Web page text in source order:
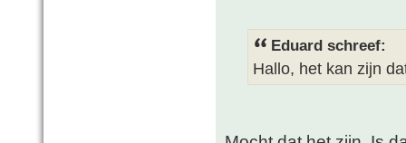
Eduard schreef:
Hallo, het kan zijn